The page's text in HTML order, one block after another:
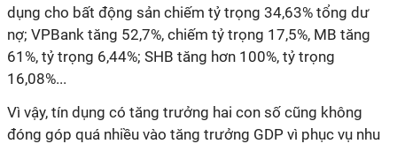
dụng cho bất động sản chiếm tỷ trọng 34,63% tổng dư
nợ; VPBank tăng 52,7%, chiếm tỷ trọng 17,5%, MB tăng
61%, tỷ trọng 6,44%; SHB tăng hơn 100%, tỷ trọng
16,08%...
Vì vậy, tín dụng có tăng trưởng hai con số cũng không
đóng góp quá nhiều vào tăng trưởng GDP vì phục vụ nhu